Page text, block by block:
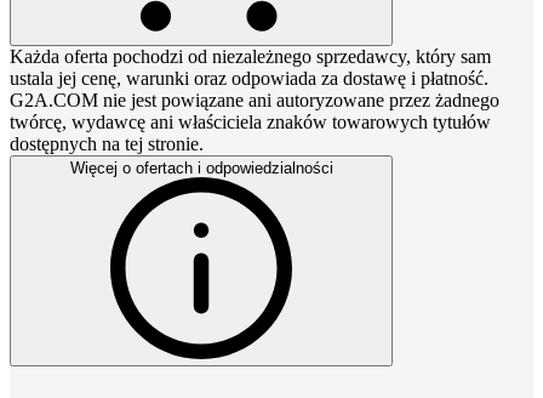
Każda oferta pochodzi od niezależnego sprzedawcy, który sam
ustala jej cenę, warunki oraz odpowiada za dostawę i płatność.
G2A.COM nie jest powiązane ani autoryzowane przez żadnego
twórcę, wydawcę ani właściciela znaków towarowych tytułów
dostępnych na tej stronie.
Więcej o ofertach i odpowiedzialności